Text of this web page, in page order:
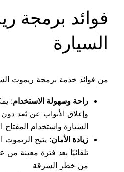
فوائد برمجة
السيارة
من فوائد خدمة برمجة ريموت
راحة وسهولة الاستخدام:
وإغلاق الأبواب عن بُعد
السيارة واستخدام المفتاح
زيادة الأمان: يتيح الريموت
تلقائيًا بعد فترة معينة من
من خطر السرقة